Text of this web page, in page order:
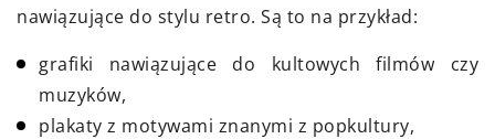
nawiązujące do stylu retro. Są to na przykład:
grafiki nawiązujące do kultowych filmów czy
muzyków,
plakaty z motywami znanymi z popkultury,